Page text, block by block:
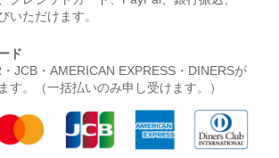
いただけます。
ド
JCB・AMERICAN EXPRESS・DINERSが
す。（一括払いのみ申し受けます。）